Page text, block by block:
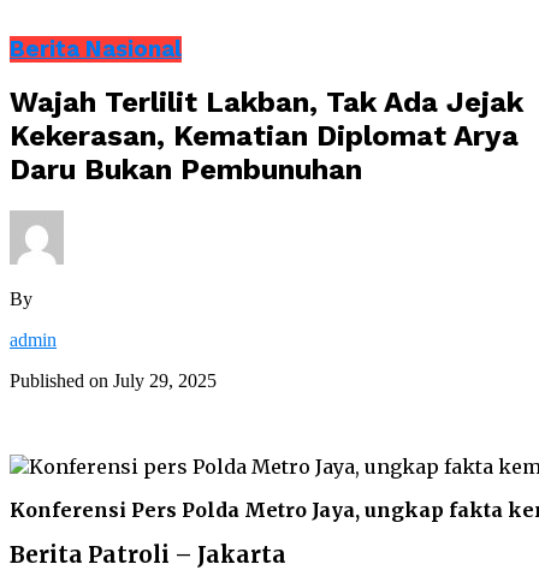
Berita Nasional
Wajah Terlilit Lakban, Tak Ada Jejak
Kekerasan, Kematian Diplomat Arya
Daru Bukan Pembunuhan
By
admin
Published on July 29, 2025
Konferensi Pers Polda Metro Jaya, ungkap fakta
Berita Patroli – Jakarta